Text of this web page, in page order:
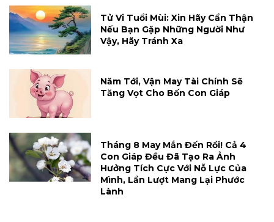
Tử Vi Tuổi Mùi: Xin Hãy Cẩn Thận
Nếu Bạn Gặp Những Người Như
Vậy, Hãy Tránh Xa
Năm Tới, Vận May Tài Chính Sẽ
Tăng Vọt Cho Bốn Con Giáp
Tháng 8 May Mắn Đến Rồi! Cả 4
Con Giáp Đều Đã Tạo Ra Ảnh
Hưởng Tích Cực Với Nỗ Lực Của
Mình, Lần Lượt Mang Lại Phước
Lành